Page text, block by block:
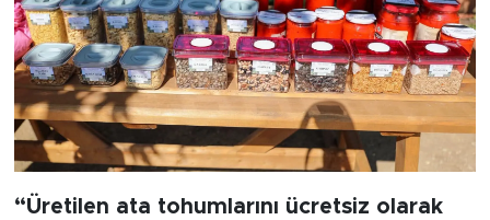
“Üretilen ata tohumlarını ücretsiz olarak